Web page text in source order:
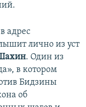
адрес
лично из уст
. Один из
в котором
Бидзины
об